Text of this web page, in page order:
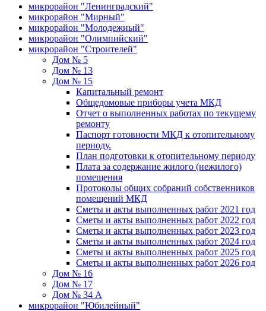
микрорайон "Ленинградский"
микрорайон "Мирный"
микрорайон "Молодежный"
микрорайон "Олимпийский"
микрорайон "Строителей"
Дом № 5
Дом № 13
Дом № 15
Капитальный ремонт
Общедомовые приборы учета МКД
Отчет о выполненных работах по текущему
ремонту
Паспорт готовности МКД к отопительному
периоду.
План подготовки к отопительному периоду
Плата за содержание жилого (нежилого)
помещения
Протоколы общих собраний собственников
помещений МКД
Сметы и акты выполненных работ 2021 год
Сметы и акты выполненных работ 2022 год
Сметы и акты выполненных работ 2023 год
Сметы и акты выполненных работ 2024 год
Сметы и акты выполненных работ 2025 год
Сметы и акты выполненных работ 2026 год
Дом № 16
Дом № 17
Дом № 34 А
микрорайон "Юбилейный"